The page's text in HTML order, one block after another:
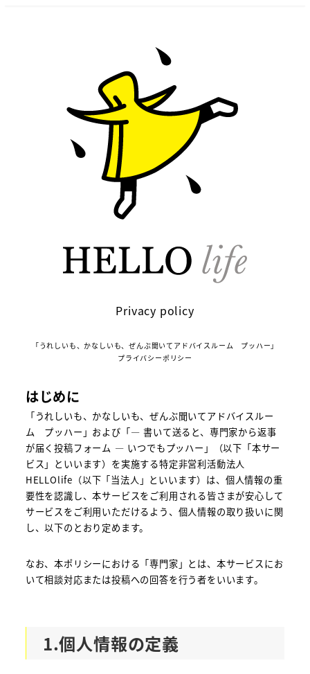
Privacy policy
「うれしいも、かなしいも、ぜんぶ聞いてアドバイスルーム プッハー」
プライバシーポリシー
はじめに
「うれしいも、かなしいも、ぜんぶ聞いてアドバイスルー
ム プッハー」および「― 書いて送ると、専門家から返事
が届く投稿フォーム ― いつでもプッハー」（以下「本サー
ビス」といいます）を実施する特定非営利活動法人
HELLOlife（以下「当法人」といいます）は、個人情報の重
要性を認識し、本サービスをご利用される皆さまが安心して
サービスをご利用いただけるよう、個人情報の取り扱いに関
し、以下のとおり定めます。
なお、本ポリシーにおける「専門家」とは、本サービスにお
いて相談対応または投稿への回答を行う者をいいます。
1.個人情報の定義